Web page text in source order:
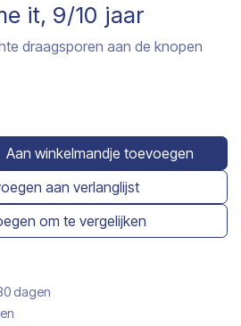
it, 9/10 jaar
draagsporen aan de knopen
Aan winkelmandje toevoegen
om te vergelijken
aan verlanglijst
dagen